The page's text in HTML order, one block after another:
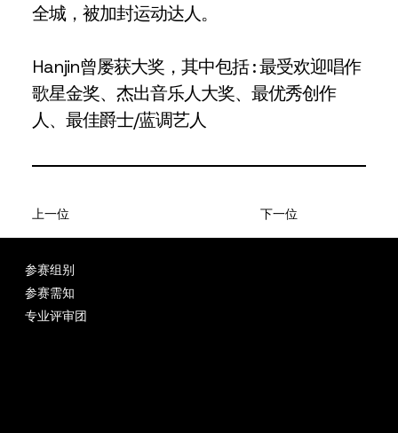
全城，被加封运动达人。
Hanjin曾屡获大奖，其中包括 : 最受欢迎唱作
歌星金奖、杰出音乐人大奖、最优秀创作
人、最佳爵士/蓝调艺人
下一位
上一位
参赛组别
参赛需知
专业评审团